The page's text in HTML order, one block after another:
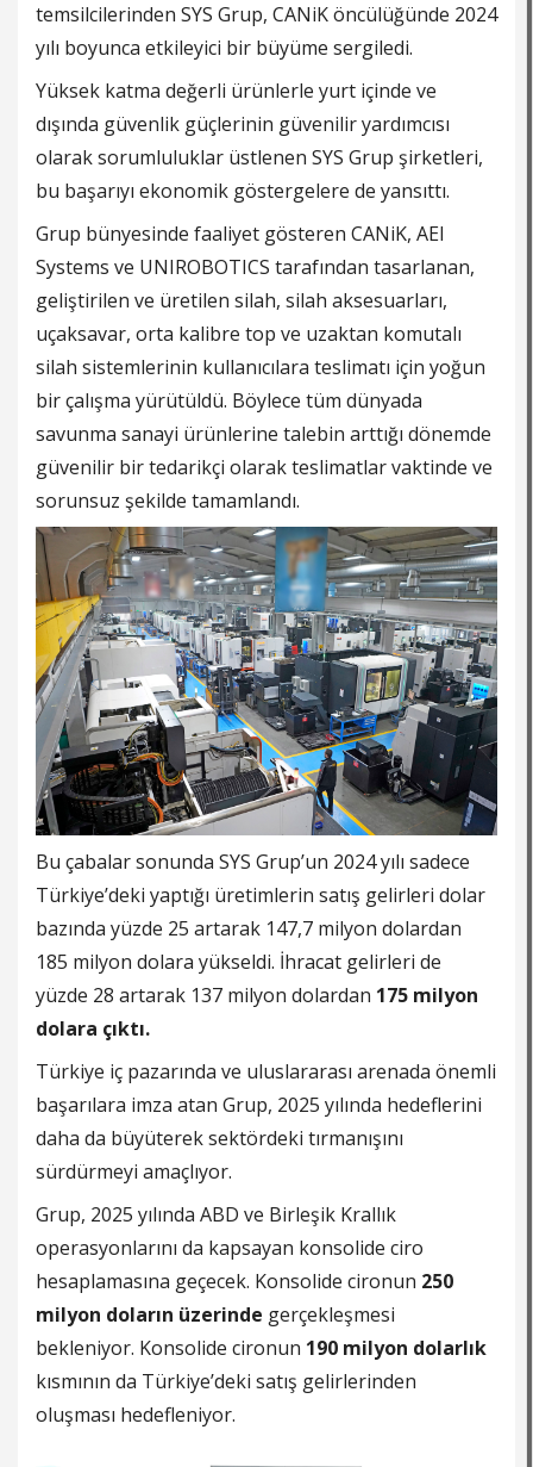
temsilcilerinden SYS Grup, CANiK öncülüğünde 2024
yılı boyunca etkileyici bir büyüme sergiledi.
Yüksek katma değerli ürünlerle yurt içinde ve
dışında güvenlik güçlerinin güvenilir yardımcısı
olarak sorumluluklar üstlenen SYS Grup şirketleri,
bu başarıyı ekonomik göstergelere de yansıttı.
Grup bünyesinde faaliyet gösteren CANiK, AEI
Systems ve UNIROBOTICS tarafından tasarlanan,
geliştirilen ve üretilen silah, silah aksesuarları,
uçaksavar, orta kalibre top ve uzaktan komutalı
silah sistemlerinin kullanıcılara teslimatı için yoğun
bir çalışma yürütüldü. Böylece tüm dünyada
savunma sanayi ürünlerine talebin arttığı dönemde
güvenilir bir tedarikçi olarak teslimatlar vaktinde ve
sorunsuz şekilde tamamlandı.
Bu çabalar sonunda SYS Grup’un 2024 yılı sadece
Türkiye’deki yaptığı üretimlerin satış gelirleri dolar
bazında yüzde 25 artarak 147,7 milyon dolardan
185 milyon dolara yükseldi. İhracat gelirleri de
yüzde 28 artarak 137 milyon dolardan 175 milyon
dolara çıktı.
Türkiye iç pazarında ve uluslararası arenada önemli
başarılara imza atan Grup, 2025 yılında hedeflerini
daha da büyüterek sektördeki tırmanışını
sürdürmeyi amaçlıyor.
Grup, 2025 yılında ABD ve Birleşik Krallık
operasyonlarını da kapsayan konsolide ciro
hesaplamasına geçecek. Konsolide cironun 250
milyon doların üzerinde gerçekleşmesi
bekleniyor. Konsolide cironun 190 milyon dolarlık
kısmının da Türkiye’deki satış gelirlerinden
oluşması hedefleniyor.